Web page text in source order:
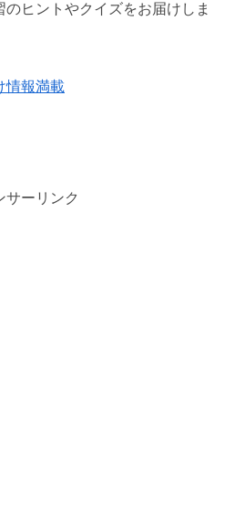
ヒントやクイズをお届けしま
情報満載
サーリンク